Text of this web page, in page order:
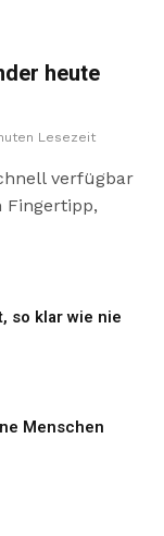
heute
Lesezeit
verfügbar
Fingertipp,
so klar wie nie
Menschen